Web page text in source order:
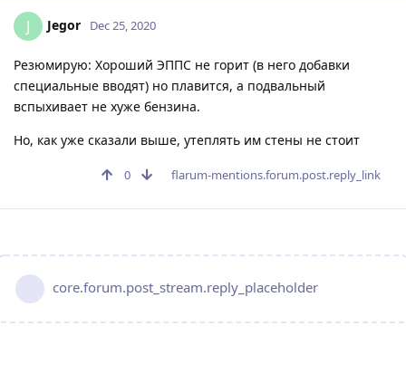
J Jegor Dec 25, 2020
Резюмирую: Хороший ЭППС не горит (в него добавки
специальные вводят) но плавится, а подвальный
вспыхивает не хуже бензина.
Но, как уже сказали выше, утеплять им стены не стоит
0 flarum-mentions.forum.post.reply_link
core.forum.post_stream.reply_placeholder